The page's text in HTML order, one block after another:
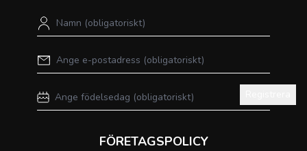
FÖRETAGSPOLICY